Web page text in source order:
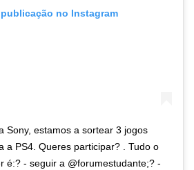
publicação no Instagram
Sony, estamos a sortear 3 jogos
a PS4. Queres participar? . Tudo o
é:? - seguir a @forumestudante;? -